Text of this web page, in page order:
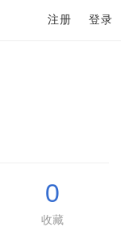
注册 登录
0
收藏